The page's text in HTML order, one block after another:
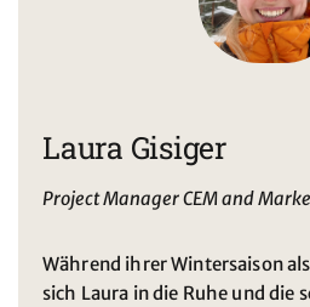
Laura Gisiger
Project Manager CEM and
Während ihrer Wintersaison
sich Laura in die Ruhe und die